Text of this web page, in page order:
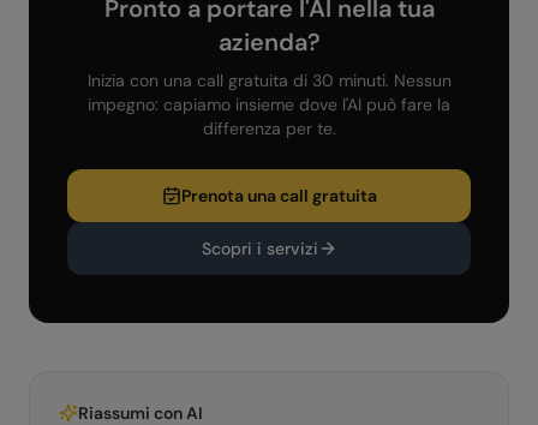
Pronto a portare l'AI nella tua
azienda?
Inizia con una call gratuita di 30 minuti. Nessun
impegno: capiamo insieme dove l'AI può fare la
differenza per te.
Prenota una call gratuita
Scopri i servizi
Riassumi con AI